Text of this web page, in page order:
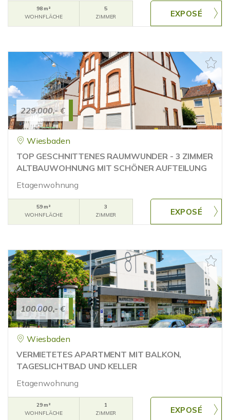
98 m²
WOHNFLÄCHE
5
ZIMMER
229.000,- €
Wiesbaden
TOP GESCHNITTENES RAUMWUNDER - 3 ZIMMER
ALTBAUWOHNUNG MIT SCHÖNER AUFTEILUNG
Etagenwohnung
59 m²
WOHNFLÄCHE
3
ZIMMER
100.000,- €
Wiesbaden
VERMIETETES APARTMENT MIT BALKON,
TAGESLICHTBAD UND KELLER
Etagenwohnung
29 m²
WOHNFLÄCHE
1
ZIMMER